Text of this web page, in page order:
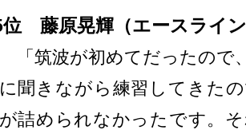
藤原晃輝（エースライ
「筑波が初めてだったので
に聞きながら練習してきた
が詰められなかったです。